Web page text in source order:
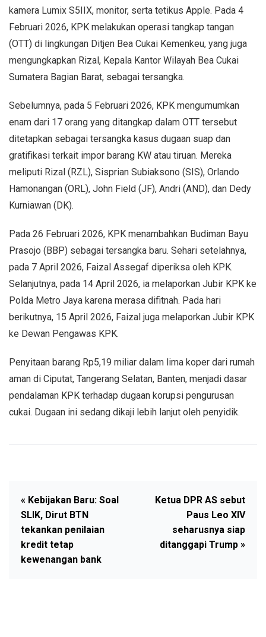
kamera Lumix S5IIX, monitor, serta tetikus Apple. Pada 4
Februari 2026, KPK melakukan operasi tangkap tangan
(OTT) di lingkungan Ditjen Bea Cukai Kemenkeu, yang juga
mengungkapkan Rizal, Kepala Kantor Wilayah Bea Cukai
Sumatera Bagian Barat, sebagai tersangka.
Sebelumnya, pada 5 Februari 2026, KPK mengumumkan
enam dari 17 orang yang ditangkap dalam OTT tersebut
ditetapkan sebagai tersangka kasus dugaan suap dan
gratifikasi terkait impor barang KW atau tiruan. Mereka
meliputi Rizal (RZL), Sisprian Subiaksono (SIS), Orlando
Hamonangan (ORL), John Field (JF), Andri (AND), dan Dedy
Kurniawan (DK).
Pada 26 Februari 2026, KPK menambahkan Budiman Bayu
Prasojo (BBP) sebagai tersangka baru. Sehari setelahnya,
pada 7 April 2026, Faizal Assegaf diperiksa oleh KPK.
Selanjutnya, pada 14 April 2026, ia melaporkan Jubir KPK ke
Polda Metro Jaya karena merasa difitnah. Pada hari
berikutnya, 15 April 2026, Faizal juga melaporkan Jubir KPK
ke Dewan Pengawas KPK.
Penyitaan barang Rp5,19 miliar dalam lima koper dari rumah
aman di Ciputat, Tangerang Selatan, Banten, menjadi dasar
pendalaman KPK terhadap dugaan korupsi pengurusan
cukai. Dugaan ini sedang dikaji lebih lanjut oleh penyidik.
« Kebijakan Baru: Soal
SLIK, Dirut BTN
tekankan penilaian
kredit tetap
kewenangan bank
Ketua DPR AS sebut
Paus Leo XIV
seharusnya siap
ditanggapi Trump »